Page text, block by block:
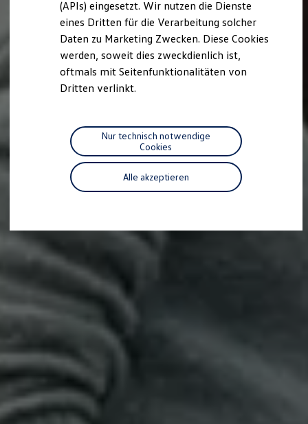
Motorenöl und Flüssigkeiten
Räder und Reifen
Pannen- und Unfallhilfe
Economy Service
Volkswagen Teile
Zubehör
Modellspezifisches Zubehör
Individualisieren
Wallbox und Ladekabel
Digitale Extras
Dienste für Ihr Modell finden
Volkswagen Apps, Login und Shop
Handy und Fahrzeug verbinden
Vorgängermodelle
Kundeninformationen
Warn- und Kontrollleuchten
Assistenzsysteme
Digitale Betriebsanleitung
Lifestyle
Volkswagen R
Pannen- und Unfallhilfe
Volkswagen Kundenbetreuung
(APIs) eingesetzt. Wir nutzen die Dienste
eines Dritten für die Verarbeitung solcher
Daten zu Marketing Zwecken. Diese Cookies
werden, soweit dies zweckdienlich ist,
oftmals mit Seitenfunktionalitäten von
Dritten verlinkt.
Alle akzeptieren
Nur technisch notwendige
Cookies